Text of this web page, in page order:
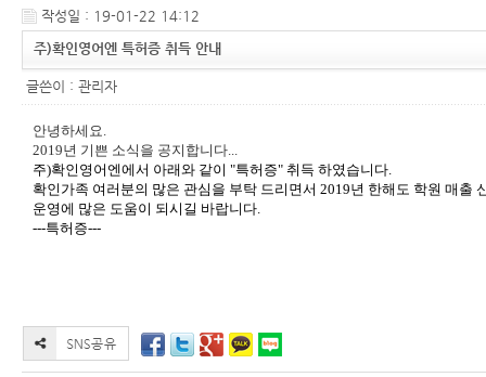
작성일 : 19-01-22 14:12
주)확인영어엔 특허증 취득 안내
글쓴이 : 관리자
안녕하세요.
2019년 기쁜 소식을 공지합니다...
주)확인영어엔에서 아래와 같이 "특허증" 취득 하였습니다.
확인가족 여러분의 많은 관심을 부탁 드리면서 2019년 한해도 학원 매출
운영에 많은 도움이 되시길 바랍니다.
---특허증---